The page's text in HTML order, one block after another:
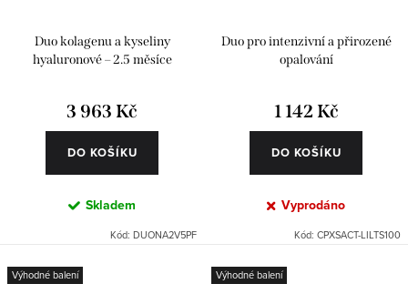
Duo kolagenu a kyseliny
hyaluronové – 2.5 měsíce
3 963 Kč
DO KOŠÍKU
Skladem
Kód: DUONA2V5PF
Duo pro intenzivní a přirozené
opalování
1 142 Kč
DO KOŠÍKU
Vyprodáno
Kód: CPXSACT-LILTS100
Výhodné balení
Výhodné balení